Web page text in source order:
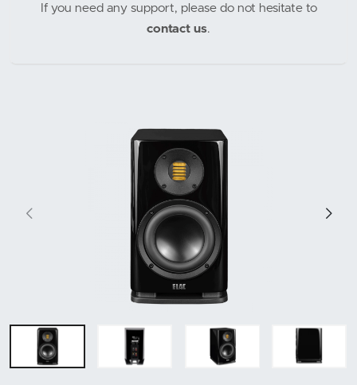
If you need any support, please do not hesitate to
contact us.